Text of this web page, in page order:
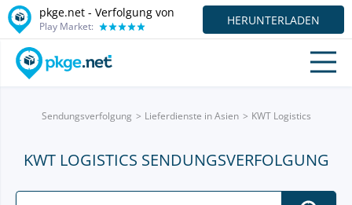
pkge.net - Verfolgung von
Play Market: HERUNTERLADEN
Sendungsverfolgung Lieferdienste in Asien KWT Logistics
KWT LOGISTICS SENDUNGSVERFOLGUNG